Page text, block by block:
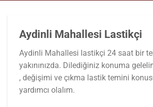
Aydinli Mahallesi Lastikçi
Aydinli Mahallesi lastikçi 24 saat bir
yakınınızda. Dilediğiniz konuma
, değişimi ve çıkma lastik temini
yardımcı olalım.